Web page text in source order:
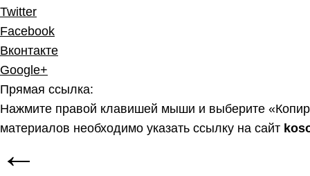
Twitter
Facebook
Вконтакте
Google+
Прямая ссылка:
Нажмите правой клавишей мыши и выберите
материалов необходимо указать ссылку на сайт
←